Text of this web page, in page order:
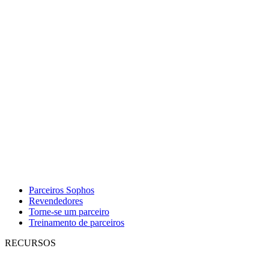
Parceiros Sophos
Revendedores
Torne-se um parceiro
Treinamento de parceiros
RECURSOS